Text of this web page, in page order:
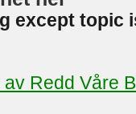
except topic
Redd Våre